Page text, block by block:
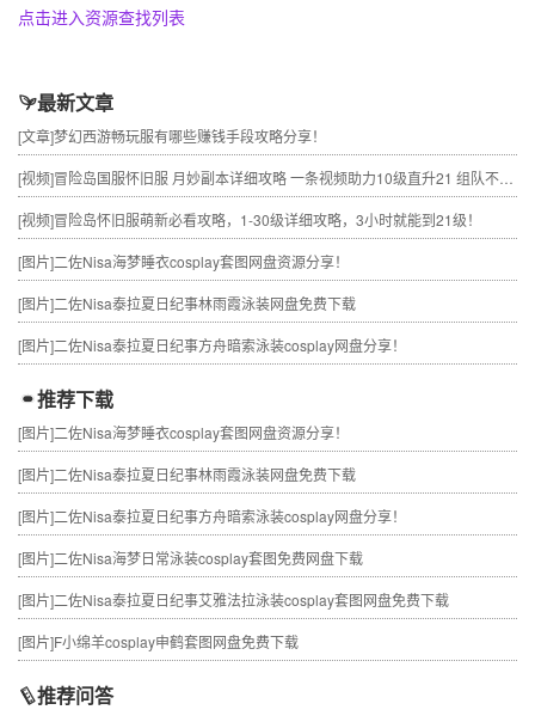
点击进入资源查找列表
最新文章
[文章]梦幻西游畅玩服有哪些赚钱手段攻略分享！
[视频]冒险岛国服怀旧服 月妙副本详细攻略 一条视频助力10级直升21 组队不求人
[视频]冒险岛怀旧服萌新必看攻略，1-30级详细攻略，3小时就能到21级！
[图片]二佐Nisa海梦睡衣cosplay套图网盘资源分享！
[图片]二佐Nisa泰拉夏日纪事林雨霞泳装网盘免费下载
[图片]二佐Nisa泰拉夏日纪事方舟暗索泳装cosplay网盘分享！
推荐下载
[图片]二佐Nisa海梦睡衣cosplay套图网盘资源分享！
[图片]二佐Nisa泰拉夏日纪事林雨霞泳装网盘免费下载
[图片]二佐Nisa泰拉夏日纪事方舟暗索泳装cosplay网盘分享！
[图片]二佐Nisa海梦日常泳装cosplay套图免费网盘下载
[图片]二佐Nisa泰拉夏日纪事艾雅法拉泳装cosplay套图网盘免费下载
[图片]F小绵羊cosplay申鹤套图网盘免费下载
推荐问答